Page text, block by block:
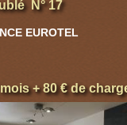
N° 17
EUROTEL
+ 80 € de